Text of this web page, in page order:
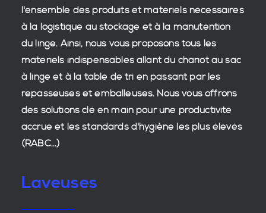
l'ensemble des produits et matériels nécessaires
à la logistique au stockage et à la manutention
du linge. Ainsi, nous vous proposons tous les
matériels indispensables allant du chariot au sac
à linge et à la table de tri en passant par les
repasseuses et emballeuses. Nous vous offrons
des solutions clé en main pour une productivité
accrue et lesstandards d'hygiène les plus élevés
(RABC...)
Laveuses